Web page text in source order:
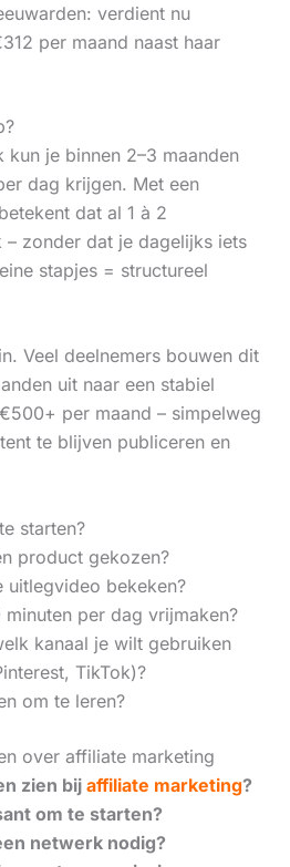
verdient nu
per maand naast haar
je binnen 2–3 maanden
dag krijgen. Met een
dat al 1 à 2
– zonder dat je dagelijks iets
stapjes = structureel
Veel deelnemers bouwen dit
uit naar een stabiel
per maand – simpelweg
te blijven publiceren en
starten?
product gekozen?
uitlegvideo bekeken?
minuten per dag vrijmaken?
kanaal je wilt gebruiken
TikTok)?
om te leren?
over affiliate marketing
zien bij affiliate marketing?
om te starten?
netwerk nodig?